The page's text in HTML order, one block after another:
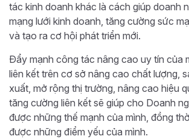
tác kinh doanh khác là cách giúp doanh
mạng lưới kinh doanh, tăng cường sức
và tạo ra cơ hội phát triển mới.
Đẩy mạnh công tác nâng cao uy tín của
liên kết trên cơ sở nâng cao chất lượng,
xuất, mở rộng thị trường, nâng cao hiệu
tăng cường liên kết sẽ giúp cho Doanh
được những thế mạnh của mình, đồng
được những điểm yếu của mình.